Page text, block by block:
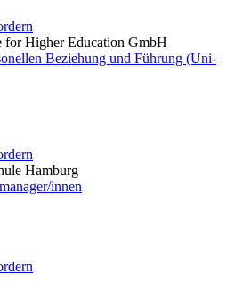
Higher Education GmbH
Beziehung und Führung (Uni-
Hamburg
innen